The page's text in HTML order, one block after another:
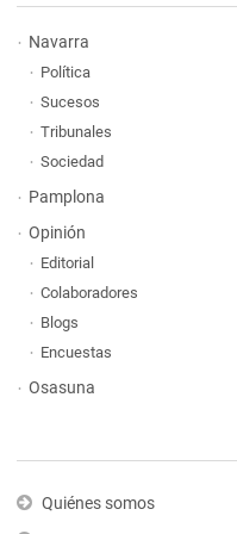
Navarra
Política
Sucesos
Tribunales
Sociedad
Pamplona
Opinión
Editorial
Colaboradores
Blogs
Encuestas
Osasuna
Quiénes somos